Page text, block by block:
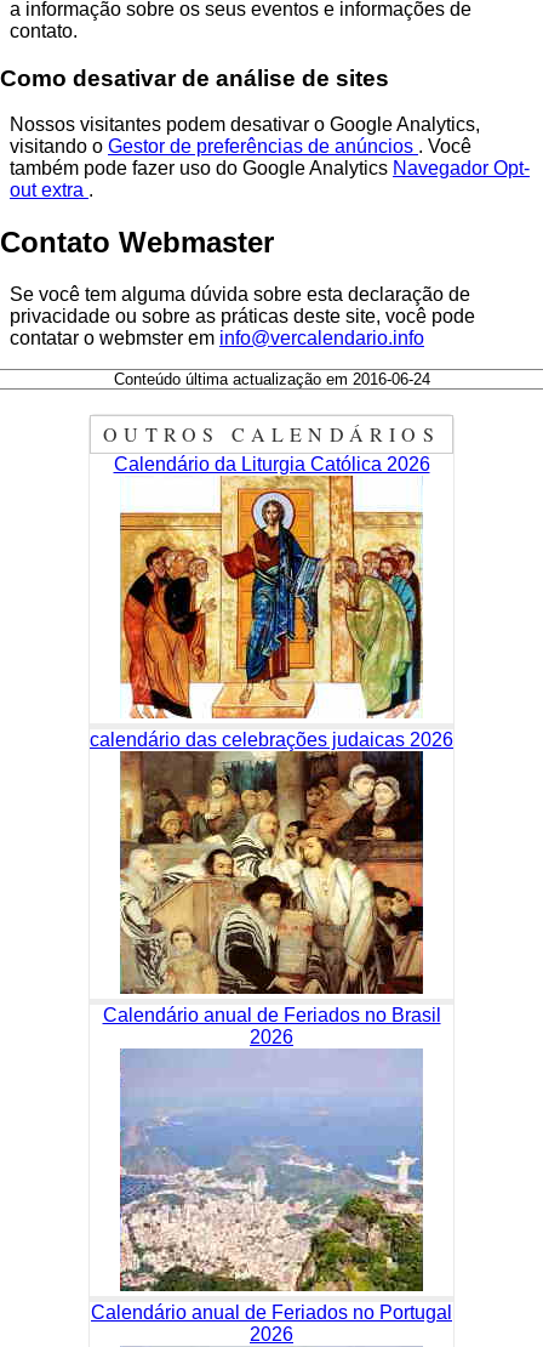
a informação sobre os seus eventos e informações de
contato.
Como desativar de análise de sites
Nossos visitantes podem desativar o Google Analytics,
visitando o Gestor de preferências de anúncios . Você
também pode fazer uso do Google Analytics Navegador Opt-
out extra .
Contato Webmaster
Se você tem alguma dúvida sobre esta declaração de
privacidade ou sobre as práticas deste site, você pode
contatar o webmster em info@vercalendario.info
Conteúdo última actualização em 2016-06-24
OUTROS CALENDÁRIOS
Calendário da Liturgia Católica 2026
calendário das celebrações judaicas 2026
Calendário anual de Feriados no Brasil
2026
Calendário anual de Feriados no Portugal
2026